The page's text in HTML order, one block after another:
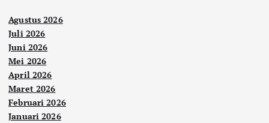
Agustus 2026
Juli 2026
Juni 2026
Mei 2026
April 2026
Maret 2026
Februari 2026
Januari 2026